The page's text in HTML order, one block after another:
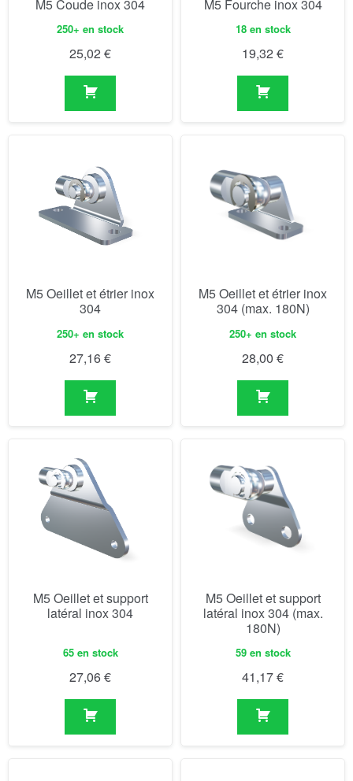
M5 Coude inox 304
250+ en stock
25,02 €
M5 Fourche inox 304
18 en stock
19,32 €
M5 Oeillet et étrier inox
304
250+ en stock
27,16€
M5 Oeillet et étrier inox
304 (max. 180N)
250+ en stock
28,00 €
M5 Oeillet et support
latéral inox 304
65 en stock
27,06€
M5 Oeillet et support
latéral inox 304 (max.
180N)
59 en stock
41,17€